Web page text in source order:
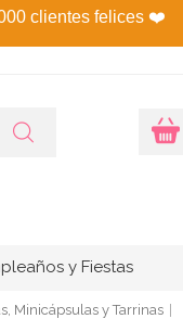
clientes felices ❤️
y Fiestas
Minicápsulas y Tarrinas